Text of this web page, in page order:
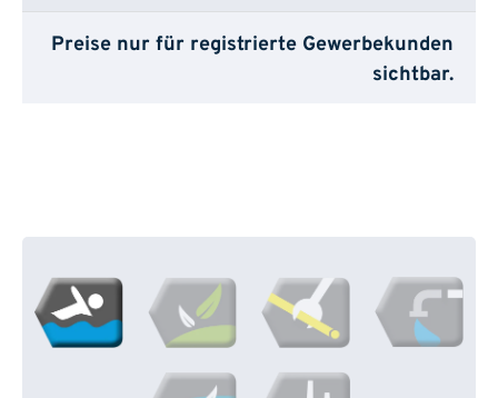
Preise nur für registrierte Gewerbekunden
sichtbar.